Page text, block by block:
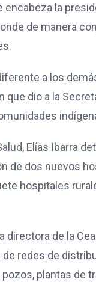
la
de manera
a los
dio a la
Elías Ibarra
de dos nuevos
hospitales
directora de la
redes de
plantas